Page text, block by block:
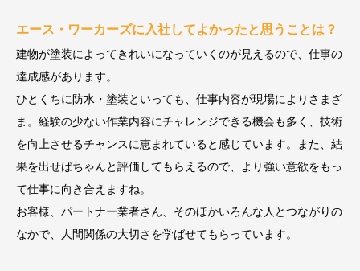
エース・ワーカーズに入社してよかったと思うことは？
建物が塗装によってきれいになっていくのが見えるので、仕事の
達成感があります。
ひとくちに防水・塗装といっても、仕事内容が現場によりさまざ
ま。経験の少ない作業内容にチャレンジできる機会も多く、技術
を向上させるチャンスに恵まれていると感じています。また、結
果を出せばちゃんと評価してもらえるので、より強い意欲をもっ
て仕事に向き合えますね。
お客様、パートナー業者さん、そのほかいろんな人とつながりの
なかで、人間関係の大切さを学ばせてもらっています。